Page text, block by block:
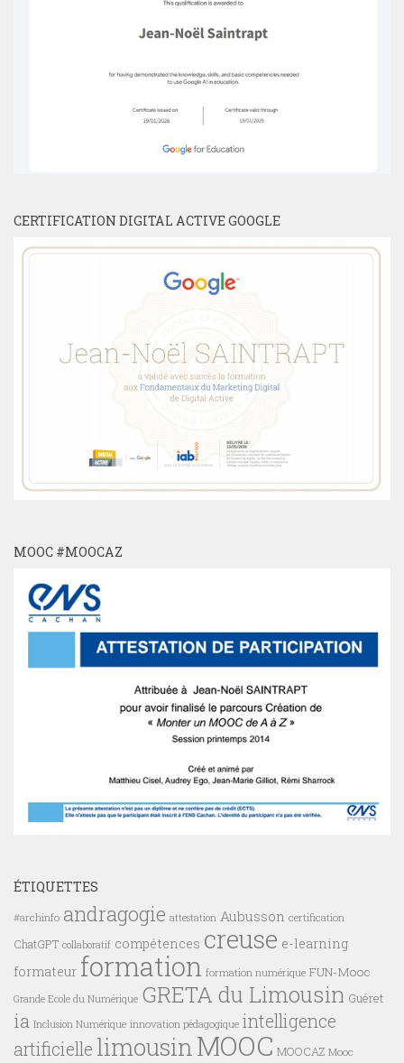
CERTIFICATION DIGITAL ACTIVE GOOGLE
MOOC #MOOCAZ
ÉTIQUETTES
#archinfo andragogie attestation Aubusson certification
ChatGPT collaboratif compétences creuse e-learning
formateur formation formation numérique FUN-Mooc
Grande Ecole du Numérique GRETA du Limousin Guéret
ia Inclusion Numérique innovation pédagogique intelligence
artificielle limousinMOOC MOOCAZ Mooc